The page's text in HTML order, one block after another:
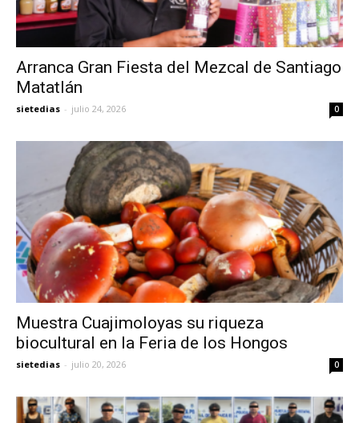
Arranca Gran Fiesta del Mezcal de Santiago
Matatlán
sietedias - julio 24, 2026 0
Muestra Cuajimoloyas su riqueza
biocultural en la Feria de los Hongos
sietedias - julio 20, 2026 0